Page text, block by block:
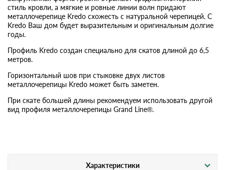
стиль кровли, а мягкие и ровные линии волн придают
металлочерепице Kredo схожесть с натуральной черепицей. С
Kredo Ваш дом будет выразительным и оригинальным долгие
годы.
Профиль Kredo создан специально для скатов длиной до 6,5
метров.
Горизонтальный шов при стыковке двух листов
металлочерепицы Kredo может быть заметен.
При скате большей длины рекомендуем использовать другой
вид профиля металлочерепицы Grand Line®.
Характеристики